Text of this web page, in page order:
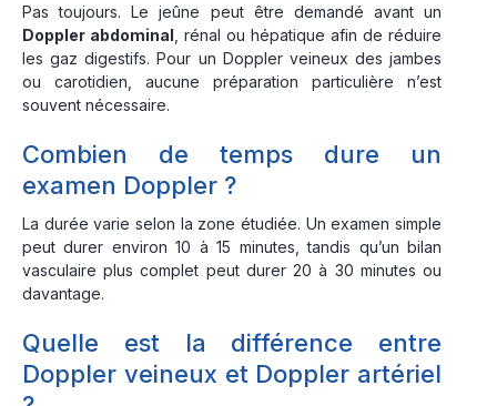
Pas toujours. Le jeûne peut être demandé avant un
Doppler abdominal , rénal ou hépatique afin de réduire
les gaz digestifs. Pour un Doppler veineux des jambes
ou carotidien, aucune préparation particulière n’est
souvent nécessaire.
Combien de temps dure un
examen Doppler ?
La durée varie selon la zone étudiée. Un examen simple
peut durer environ 10 à 15 minutes, tandis qu’un bilan
vasculaire plus complet peut durer 20 à 30 minutes ou
davantage.
Quelle est la différence entre
Doppler veineux et Doppler artériel